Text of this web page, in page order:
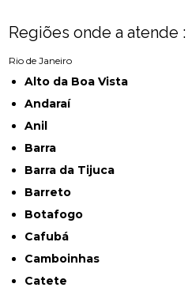
Regiões onde a atende :
Rio de Janeiro
Alto da Boa Vista
Andaraí
Anil
Barra
Barra da Tijuca
Barreto
Botafogo
Cafubá
Camboinhas
Catete